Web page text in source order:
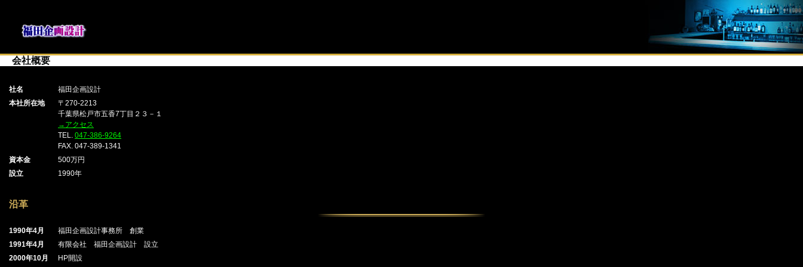
会社概要
社名
福田企画設計
本社所在地
〒270-2213
千葉県松戸市五香7丁目２３－１
→アクセス
TEL. 047-386-9264
FAX. 047-389-1341
資本金
500万円
設立
1990年
沿革
1990年4月
福田企画設計事務所 創業
1991年4月
有限会社 福田企画設計 設立
2000年10月
HP開設